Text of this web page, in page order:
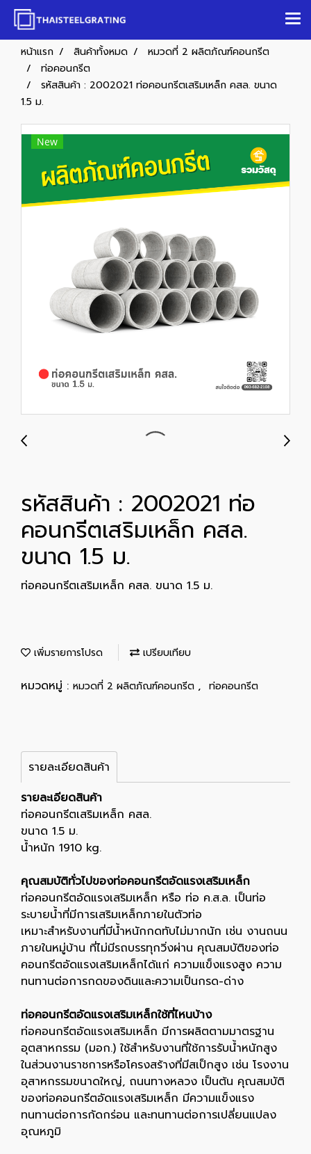
หน้าแรก สินค้าทั้งหมด
หมวดที่ 2 ผลิตภัณฑ์คอนกรีต
ท่อคอนกรีต
รหัสสินค้า : 2002021 ท่อคอนกรีตเสริมเหล็ก คสล. ขนาด
1.5 ม.
New
รหัสสินค้า : 2002021 ท่อ
คอนกรีตเสริมเหล็ก คสล.
ขนาด 1.5 ม.
ท่อคอนกรีตเสริมเหล็ก คสล. ขนาด 1.5 ม.
เพิ่มรายการโปรด เปรียบเทียบ
หมวดหมู่ : หมวดที่ 2 ผลิตภัณฑ์คอนกรีต , ท่อคอนกรีต
รายละเอียดสินค้า
รายละเอียดสินค้า
ท่อคอนกรีตเสริมเหล็ก คสล.
ขนาด 1.5 ม.
น้ำหนัก 1910 kg.
คุณสมบัติทั่วไปของท่อคอนกรีตอัดแรงเสริมเหล็ก
ท่อคอนกรีตอัดแรงเสริมเหล็ก หรือ ท่อ ค.ส.ล. เป็นท่อ
ระบายน้ำที่มีการเสริมเหล็กภายในตัวท่อ
เหมาะสำหรับงานที่มีน้ำหนักกดทับไม่มากนัก เช่น งานถนน
ภายในหมู่บ้าน ที่ไม่มีรถบรรทุกวิ่งผ่าน คุณสมบัติของท่อ
คอนกรีตอัดแรงเสริมเหล็กได้แก่ ความแข็งแรงสูง ความ
ทนทานต่อการกดของดินและความเป็นกรด-ด่าง
ท่อคอนกรีตอัดแรงเสริมเหล็กใช้ที่ไหนบ้าง
ท่อคอนกรีตอัดแรงเสริมเหล็ก มีการผลิตตามมาตรฐาน
อุตสาหกรรม (มอก.) ใช้สำหรับงานที่ใช้การรับน้ำหนักสูง
ในส่วนงานราชการหรือโครงสร้างที่มีสเป็กสูง เช่น โรงงาน
อุสาหกรรมขนาดใหญ่, ถนนทางหลวง เป็นต้น คุณสมบัติ
ของท่อคอนกรีตอัดแรงเสริมเหล็ก มีความแข็งแรง
ทนทานต่อการกัดกร่อน และทนทานต่อการเปลี่ยนแปลง
อุณหภูมิ